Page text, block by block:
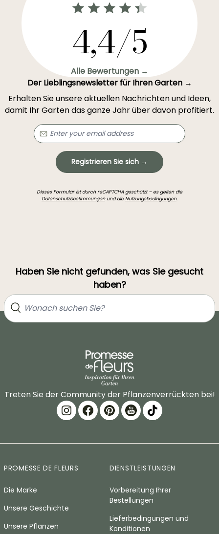
4,4/5
Alle Bewertungen →
Der Lieblingsnewsletter für Ihren Garten →
Erhalten Sie unsere aktuellen Nachrichten und Ideen,
damit Ihr Garten das ganze Jahr über davon profitiert.
Registrieren Sie sich →
Dieses Formular ist durch reCAPTCHA geschützt – es gelten die
Datenschutzbestimmungenund dieNutzungsbedingungen.
Haben Sie nicht gefunden, was Sie gesucht
haben?
Treten Sie der Community der Pflanzenverrückten bei!
PROMESSE DE FLEURS
Die Marke
Unsere Geschichte
Unsere Pflanzen
DIENSTLEISTUNGEN
Vorbereitung Ihrer
Bestellungen
Lieferbedingungen und
Konditionen